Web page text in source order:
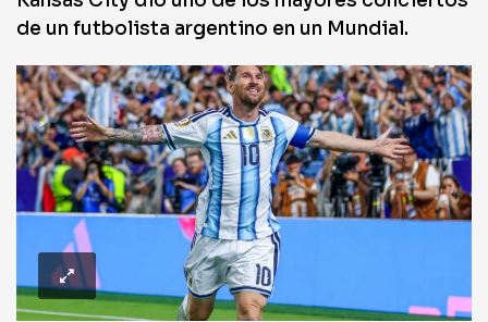
de un futbolista argentino en un Mundial.